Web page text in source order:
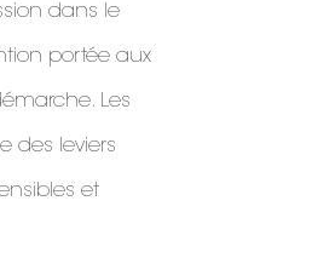
dans le
portée aux
Les
des leviers
et